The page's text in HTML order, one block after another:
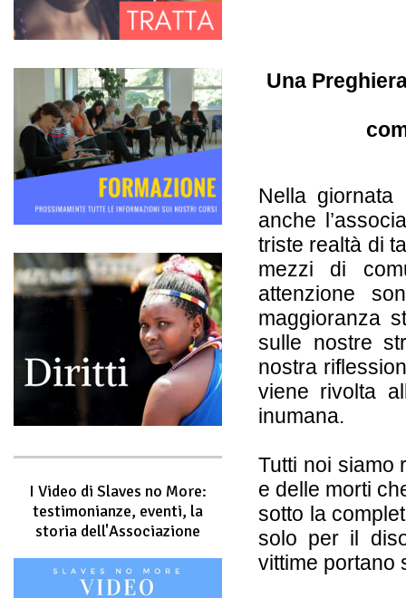
I Video di Slaves no More:
testimonianze, eventi, la
storia dell'Associazione
Una
Nella giornata
anche
triste realtà di
mezzi di
attenzione
maggioranza
sulle nostre
nostra
viene rivolta
inumana.
Tutti noi siamo
e delle morti
sotto la
solo per il
vittime portano